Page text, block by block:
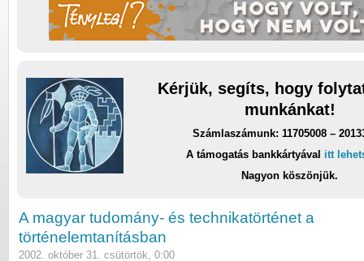
Kérjük, segíts, hogy
munkánkat!
Számlaszámunk: 11705008 –
A támogatás bankkártyával itt
Nagyon köszönjük.
A magyar tudomány- és technikatörténet a
történelemtanításban
2002. október 31. csütörtök, 0:00